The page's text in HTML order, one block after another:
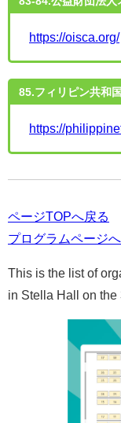
https://oisca.org/
85.フィリピン共和
https://
ページTOPへ戻る
プログラムページ
This is the list of
in Stella Hall on the